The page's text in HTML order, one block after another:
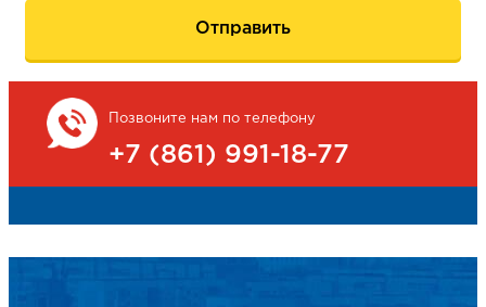
Позвоните нам по телефону
+7 (861) 991-18-77